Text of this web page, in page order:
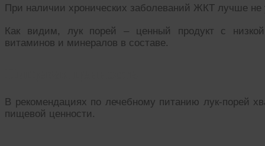
При наличии хронических заболеваний ЖКТ лучше
Как видим, лук порей – ценный продукт с
витаминов и минералов в составе.
В рекомендациях по лечебному питанию лук-порей
пищевой ценности.